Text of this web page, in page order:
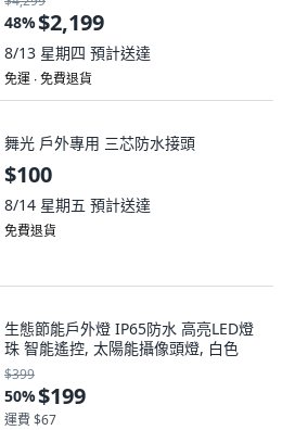
48%$2,199
8/13 星期四 預計送達
免運 ∙ 免費退貨
舞光 戶外專用 三芯防水接頭
$100
8/14 星期五 預計送達
免費退貨
生態節能戶外燈 IP65防水 高亮LED燈
珠 智能遙控, 太陽能攝像頭燈, 白色
$399
50%$199
運費 $67